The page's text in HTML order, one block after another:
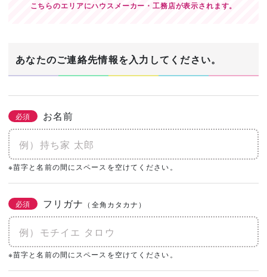
こちらのエリアにハウスメーカー・工務店が表示されます。
あなたのご連絡先情報を入力してください。
必須 お名前
※苗字と名前の間にスペースを空けてください。
必須 フリガナ （全角カタカナ）
※苗字と名前の間にスペースを空けてください。